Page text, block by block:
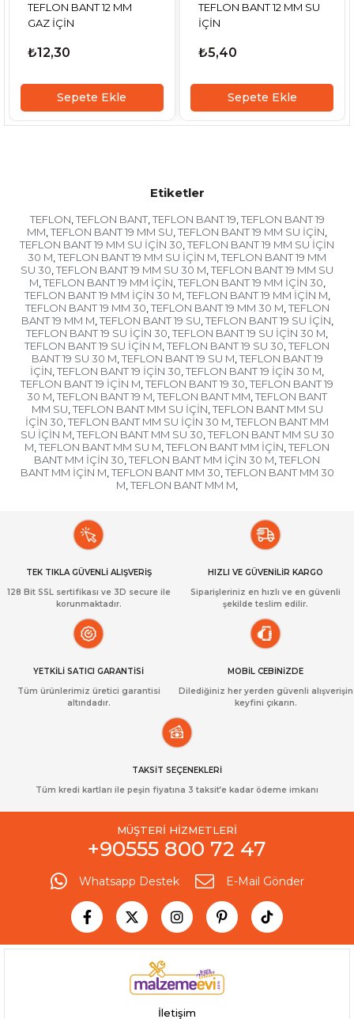
TEFLON BANT 12 MM
GAZ İÇİN
₺12,30
Sepete Ekle
TEFLON BANT 12 MM SU
İÇİN
₺5,40
Sepete Ekle
Etiketler
TEFLON, TEFLON BANT, TEFLON BANT 19, TEFLON BANT 19
MM, TEFLON BANT 19 MM SU, TEFLON BANT 19 MM SU İÇİN,
TEFLON BANT 19 MM SU İÇİN 30, TEFLON BANT 19 MM SU İÇİN
30 M, TEFLON BANT 19 MM SU İÇİN M, TEFLON BANT 19 MM
SU 30, TEFLON BANT 19 MM SU 30 M, TEFLON BANT 19 MM SU
M, TEFLON BANT 19 MM İÇİN, TEFLON BANT 19 MM İÇİN 30,
TEFLON BANT 19 MM İÇİN 30 M, TEFLON BANT 19 MM İÇİN M,
TEFLON BANT 19 MM 30, TEFLON BANT 19 MM 30 M, TEFLON
BANT 19 MM M, TEFLON BANT 19 SU, TEFLON BANT 19 SU İÇİN,
TEFLON BANT 19 SU İÇİN 30, TEFLON BANT 19 SU İÇİN 30 M,
TEFLON BANT 19 SU İÇİN M, TEFLON BANT 19 SU 30, TEFLON
BANT 19 SU 30 M, TEFLON BANT 19 SU M, TEFLON BANT 19
İÇİN, TEFLON BANT 19 İÇİN 30, TEFLON BANT 19 İÇİN 30 M,
TEFLON BANT 19 İÇİN M, TEFLON BANT 19 30, TEFLON BANT 19
30 M, TEFLON BANT 19 M, TEFLON BANT MM, TEFLON BANT
MM SU, TEFLON BANT MM SU İÇİN, TEFLON BANT MM SU
İÇİN 30, TEFLON BANT MM SU İÇİN 30 M, TEFLON BANT MM
SU İÇİN M, TEFLON BANT MM SU 30, TEFLON BANT MM SU 30
M, TEFLON BANT MM SU M, TEFLON BANT MM İÇİN, TEFLON
BANT MM İÇİN 30, TEFLON BANT MM İÇİN 30 M, TEFLON
BANT MM İÇİN M, TEFLON BANT MM 30, TEFLON BANT MM 30
M, TEFLON BANT MM M,
TEK TIKLA GÜVENLİ ALIŞVERİŞ
128 Bit SSL sertifikası ve 3D secure ile
korunmaktadır.
HIZLI VE GÜVENİLİR KARGO
Siparişleriniz en hızlı ve en güvenli
şekilde teslim edilir.
YETKİLİ SATICI GARANTİSİ
Tüm ürünlerimiz üretici garantisi
altındadır.
MOBİL CEBİNİZDE
Dilediğiniz her yerden güvenli alışverişin
keyfini çıkarın.
TAKSİT SEÇENEKLERİ
Tüm kredi kartları ile peşin fiyatına 3 taksit’e kadar ödeme imkanı
MÜŞTERİ HİZMETLERİ
+90555 800 72 47
Whatsapp Destek E-Mail Gönder
İletişim